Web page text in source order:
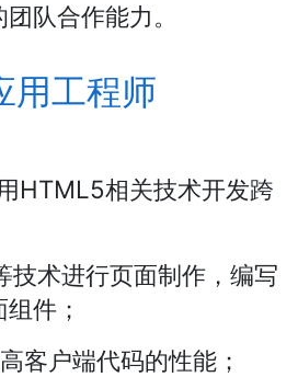
队合作能力。
用工程师
HTML5相关技术开发跨
术进行页面制作，编写
件；
客户端代码的性能；